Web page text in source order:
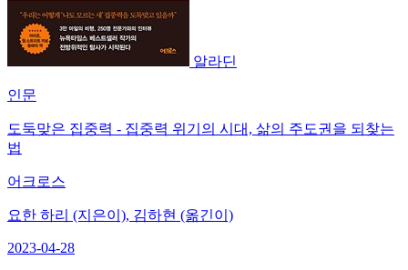
알라딘
인문
도둑맞은 집중력 - 집중력 위기의 시대, 삶의 주도권을 되찾는
법
어크로스
요한 하리 (지은이), 김하현 (옮긴이)
2023-04-28